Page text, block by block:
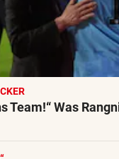
Team!“ Was